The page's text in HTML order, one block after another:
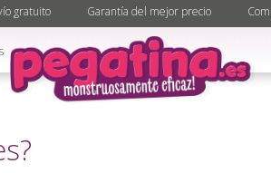
gratuito Garantía del mejor precio